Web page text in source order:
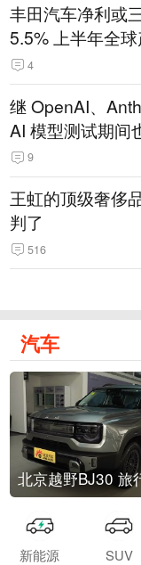
丰田汽车净利或
5.5% 上半年全
14.3万辆
4
继 OpenAI、
AI 模型测试期间
9
王虹的顶级奢侈
判了
516
汽车
北京越野BJ30 旅
新能源 SUV